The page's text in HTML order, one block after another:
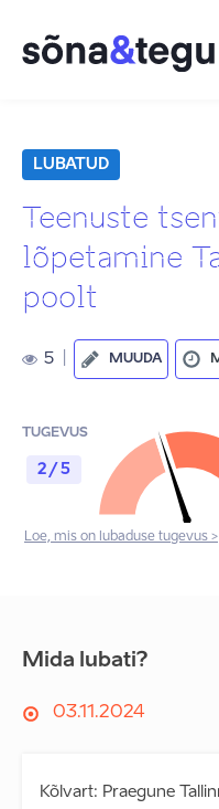
LUBATUD
Teenuste
lõpetamine
poolt
5 MUUDA
TUGEVUS
2 / 5
Loe, mis on lubaduse tugevus >
Mida lubati?
03.11.2024
Kõlvart: Praegune